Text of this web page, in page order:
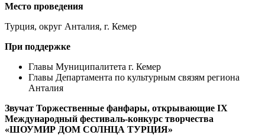
Место проведения
Турция, округ Анталия, г. Кемер
При поддержке
Главы Муниципалитета г. Кемер
Главы Департамента по культурным связям региона
Анталия
Звучат Торжественные фанфары, открывающие IX
Международный фестиваль-конкурс творчества
«ШОУМИР ДОМ СОЛНЦА ТУРЦИЯ»